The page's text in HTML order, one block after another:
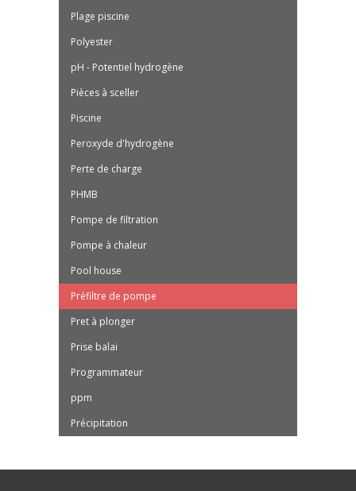
Plage piscine
Polyester
pH - Potentiel hydrogène
Pièces à sceller
Piscine
Peroxyde d'hydrogène
Perte de charge
PHMB
Pompe de filtration
Pompe à chaleur
Pool house
Préfiltre de pompe
Pret à plonger
Prise balai
Programmateur
ppm
Précipitation